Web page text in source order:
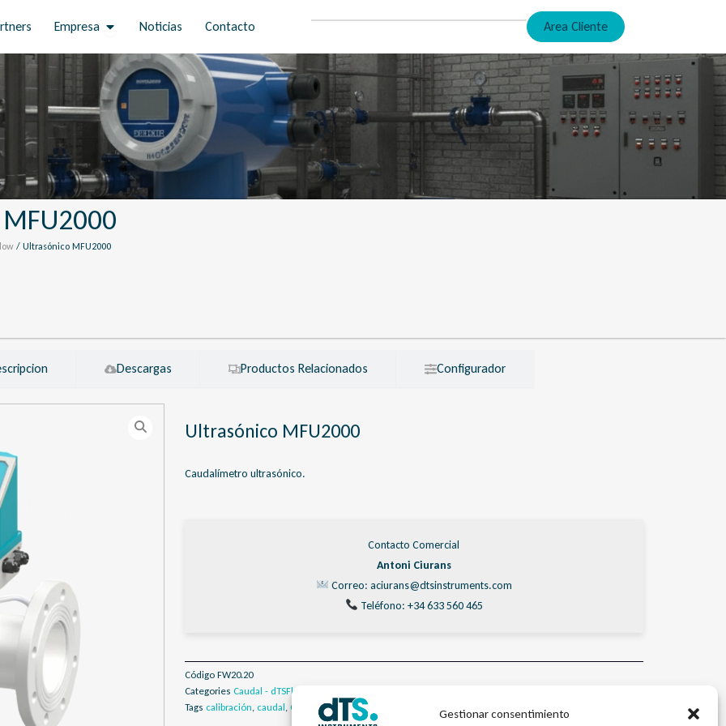
Gestionar consentimiento
Empresa Open Empresa
Noticias Contacto Area Cliente
/ Ultrasónico MFU2000
Descargas Productos Relacionados Configurador
Ultrasónico MFU2000
Caudalímetro ultrasónico.
Contacto Comercial
Antoni Ciurans
Correo: aciurans@dtsinstruments.com
Teléfono: +34 633 560 465
Código FW20.20
Categories Caudal - dTSFlow
Tags calibración, caudal, Caudalímetro ,dTSFlow Ultrasónico